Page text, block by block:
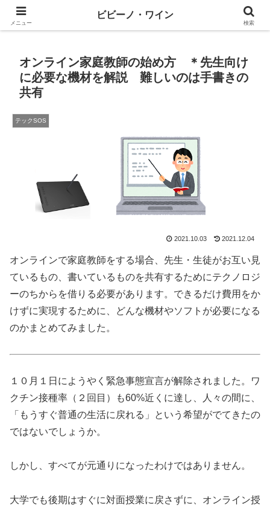
ワインとテックと、ときどきマネー
オンライン家庭教師の始め方 ＊先生向け
に必要な機材を解説 難しいのは手書きの
共有
テックSOS
2021.10.03 2021.12.04
オンラインで家庭教師をする場合、先生・生徒がお互い見
ているもの、書いているものを共有するためにテクノロジ
ーのちからを借りる必要があります。できるだけ費用をか
けずに実現するために、どんな機材やソフトが必要になる
のかまとめてみました。
１０月１日にようやく緊急事態宣言が解除されました。ワ
クチン接種率（２回目）も60%近くに達し、人々の間に、
「もうすぐ普通の生活に戻れる」という希望がでてきたの
ではないでしょうか。
しかし、すべてが元通りになったわけではありません。
大学でも後期はすぐに対面授業に戻さずに、オンライン授
メニュー
ビビーノ・ワイン
検索